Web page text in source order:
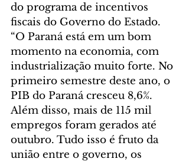
do programa de incentivos
fiscais do Governo do Estado.
“O Paraná está em um bom
momento na economia, com
industrialização muito forte. No
primeiro semestre deste ano, o
PIB do Paraná cresceu 8,6%.
Além disso, mais de 115 mil
empregos foram gerados até
outubro. Tudo isso é fruto da
união entre o governo, os